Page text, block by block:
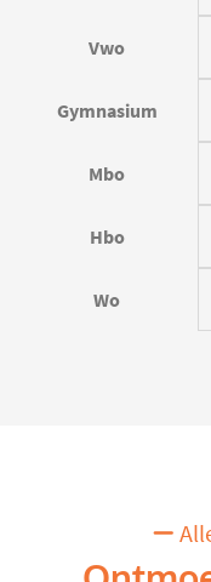
Vwo
Gymnasium
Mbo
Hbo
Wo